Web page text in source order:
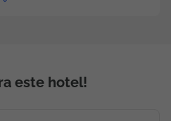
este hotel!